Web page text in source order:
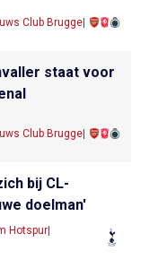
Club Brugge
staat voor
Club Brugge
bij CL-
doelman'
Hotspur